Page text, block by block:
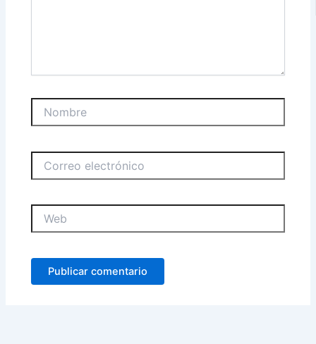
electrónico